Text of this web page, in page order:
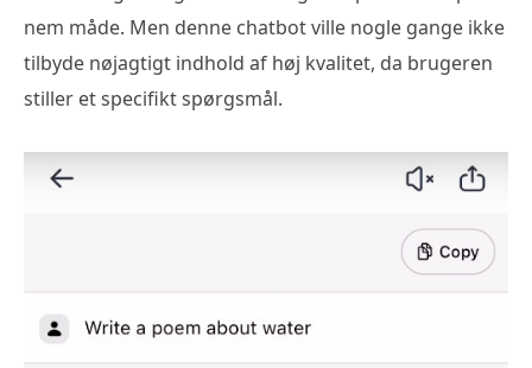
nem måde. Men denne chatbot ville nogle gange ikke
tilbyde nøjagtigt indhold af høj kvalitet, da brugeren
stiller et specifikt spørgsmål.